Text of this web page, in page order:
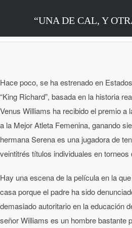
“UNA DE CAL, Y
Hace poco, se ha estrenado en
“King Richard”, basada en la historia
Venus Williams ha recibido el premio a
a la Mejor Atleta Femenina, ganando
hermana Serena es una jugadora de
veintitrés títulos individuales en torneos
Hay una escena de la película en la
casa porque el padre ha sido
demasiado autoritario en la educación
señor Williams es un hombre bastante